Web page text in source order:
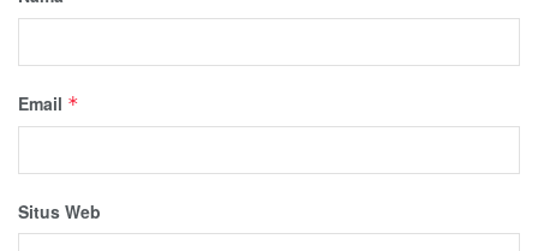
Email *
Situs Web